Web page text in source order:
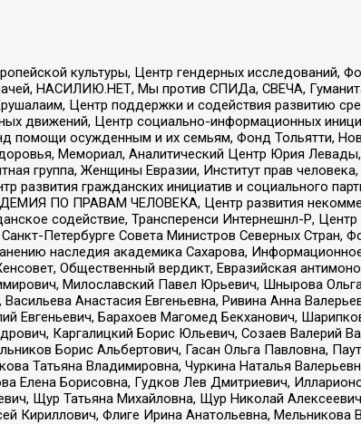
культуры, Центр гендерных исследований,
НАСИЛИЮ.НЕТ, Мы против СПИДа, СВЕЧА,
Центр поддержки и содействия развитию
движений, Центр социально-информационных
помощи осужденным и их семьям, Фонд Тольятти,
Мемориал, Аналитический Центр Юрия
группа, Женщины Евразии, Институт прав
развития гражданских инициатив и социального
ПО ПРАВАМ ЧЕЛОВЕКА, Центр развития
содействие, Трансперенси Интернешнл-Р,
Петербурге Совета Министров Северных Стран,
наследия академика Сахарова,
Общественный вердикт, Евразийская
Милославский Павел Юрьевич, Шнырова
Анастасия Евгеньевна, Ривина Анна
Евгеньевич, Барахоев Магомед Бекханович,
Каргалицкий Борис Юльевич, Созаев Валерий
Борис Альбертович, Гасан Ольга Павловна,
Татьяна Владимировна, Чуркина Наталья
Елена Борисовна, Гудков Лев Дмитриевич,
Щур Татьяна Михайловна, Щур Николай
Кириллович, Флиге Ирина Анатольевна, Мельникова